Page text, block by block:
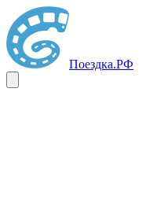
Поездка.РФ